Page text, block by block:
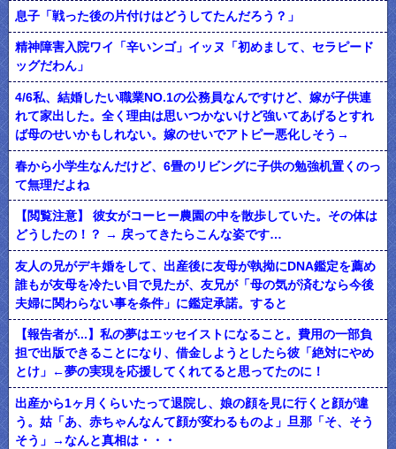
息子「戦った後の片付けはどうしてたんだろう？」
精神障害入院ワイ「辛いンゴ」イッヌ「初めまして、セラピード
ッグだわん」
4/6私、結婚したい職業NO.1の公務員なんですけど、嫁が子供連
れて家出した。全く理由は思いつかないけど強いてあげるとすれ
ば母のせいかもしれない。嫁のせいでアトピー悪化しそう→
春から小学生なんだけど、6畳のリビングに子供の勉強机置くのっ
て無理だよね
【閲覧注意】 彼女がコーヒー農園の中を散歩していた。その体は
どうしたの！？ → 戻ってきたらこんな姿です…
友人の兄がデキ婚をして、出産後に友母が執拗にDNA鑑定を薦め
誰もが友母を冷たい目で見たが、友兄が「母の気が済むなら今後
夫婦に関わらない事を条件」に鑑定承諾。すると
【報告者が...】私の夢はエッセイストになること。費用の一部負
担で出版できることになり、借金しようとしたら彼「絶対にやめ
とけ」←夢の実現を応援してくれてると思ってたのに！
出産から1ヶ月くらいたって退院し、娘の顔を見に行くと顔が違
う。姑「あ、赤ちゃんなんて顔が変わるものよ」旦那「そ、そう
そう」→なんと真相は・・・